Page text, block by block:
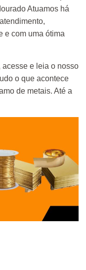
Atuamos há
e com uma ótima
acesse e leia o nosso
o que acontece
de metais. Até a